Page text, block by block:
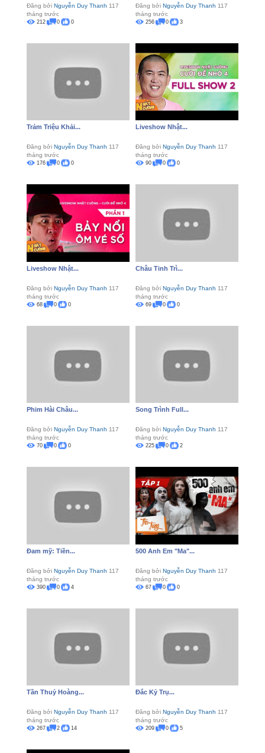
Đăng bởi Nguyễn Duy Thanh 117
tháng trước
212 0 0
Đăng bởi Nguyễn Duy Thanh 117
tháng trước
256 0 3
Trảm Triệu Khải...
Đăng bởi Nguyễn Duy Thanh 117
tháng trước
176 0 0
Liveshow Nhật...
Đăng bởi Nguyễn Duy Thanh 117
tháng trước
90 0 0
Liveshow Nhật...
Đăng bởi Nguyễn Duy Thanh 117
tháng trước
68 0 0
Châu Tinh Trì...
Đăng bởi Nguyễn Duy Thanh 117
tháng trước
69 0 0
Phim Hài Châu...
Đăng bởi Nguyễn Duy Thanh 117
tháng trước
70 0 0
Song Trình Full...
Đăng bởi Nguyễn Duy Thanh 117
tháng trước
225 0 2
Đam mỹ: Tiền...
Đăng bởi Nguyễn Duy Thanh 117
tháng trước
390 0 4
500 Anh Em "Ma"...
Đăng bởi Nguyễn Duy Thanh 117
tháng trước
67 0 0
Tần Thuỷ Hoàng...
Đăng bởi Nguyễn Duy Thanh 117
tháng trước
267 2 14
Đắc Kỷ Trụ...
Đăng bởi Nguyễn Duy Thanh 117
tháng trước
209 0 5